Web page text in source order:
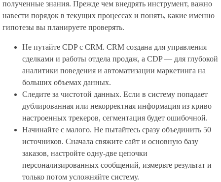
полученные знания. Прежде чем внедрять инструмент, важно
навести порядок в текущих процессах и понять, какие именно
гипотезы вы планируете проверять.
Не путайте CDP с CRM. CRM создана для управления
сделками и работы отдела продаж, а CDP — для глубокой
аналитики поведения и автоматизации маркетинга на
больших объемах данных.
Следите за чистотой данных. Если в систему попадает
дублированная или некорректная информация из криво
настроенных трекеров, сегментация будет ошибочной.
Начинайте с малого. Не пытайтесь сразу объединить 50
источников. Сначала свяжите сайт и основную базу
заказов, настройте одну-две цепочки
персонализированных сообщений, измерьте результат и
только потом усложняйте систему.